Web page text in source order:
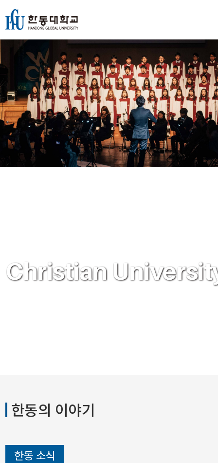
World?
Christian
GlobalUniversity
Scripture
한동의 이야기
한동 소식